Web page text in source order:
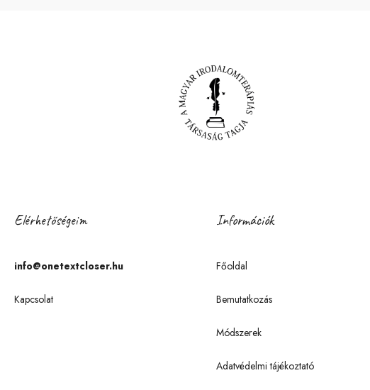
Elérhetőségeim
info@onetextcloser.hu
Kapcsolat
Információk
Főoldal
Bemutatkozás
Módszerek
Adatvédelmi tájékoztató